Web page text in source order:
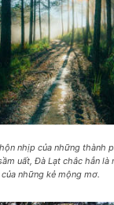
nhịp của những thành
uất, Đà Lạt chắc hẳn
những kẻ mộng mơ.